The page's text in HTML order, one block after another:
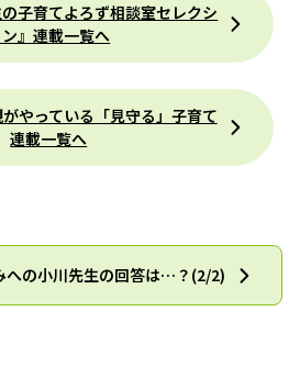
子育てよろず相談室セレクシ
ン』連載一覧へ
やっている「見守る」子育て
連載一覧へ
への小川先生の回答は…？(2/2)